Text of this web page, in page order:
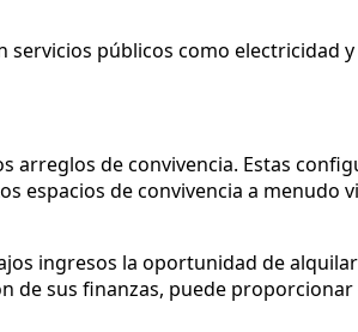
públicos como electricidad
arreglos de convivencia. Estas
espacios de convivencia a menudo
ingresos la oportunidad de
de sus finanzas, puede